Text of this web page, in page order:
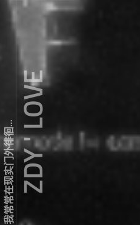
我常常在现实门外徘徊...ZDY ' LOVE